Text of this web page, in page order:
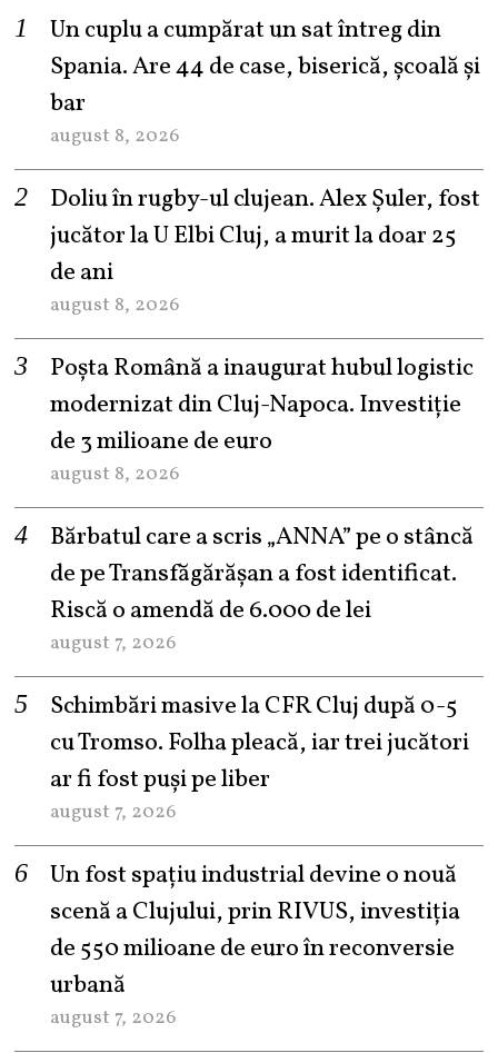
Un cuplu a cumpărat un sat întreg din
Spania. Are 44 de case, biserică, școală și
bar
august 8, 2026
Doliu în rugby-ul clujean. Alex Șuler, fost
jucător la U Elbi Cluj, a murit la doar 25
de ani
august 8, 2026
Poșta Română a inaugurat hubul logistic
modernizat din Cluj-Napoca. Investiție
de 3 milioane de euro
august 8, 2026
Bărbatul care a scris „ANNA” pe o stâncă
de pe Transfăgărășan a fost identificat.
Riscă o amendă de 6.000 de lei
august 7, 2026
Schimbări masive la CFR Cluj după 0-5
cu Tromso. Folha pleacă, iar trei jucători
ar fi fost puși pe liber
august 7, 2026
Un fost spațiu industrial devine o nouă
scenă a Clujului, prin RIVUS, investiția
de 550 milioane de euro în reconversie
urbană
august 7, 2026